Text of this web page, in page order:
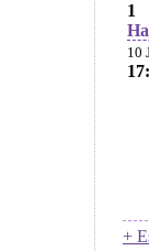
1
10
+